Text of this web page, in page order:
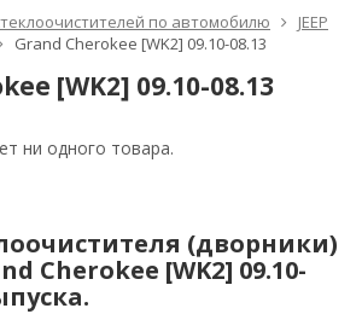
по автомобилю
JEEP
Grand Cherokee [WK2] 09.10-08.13
[WK2] 09.10-08.13
ни одного товара.
(дворники)
Cherokee [WK2] 09.10-